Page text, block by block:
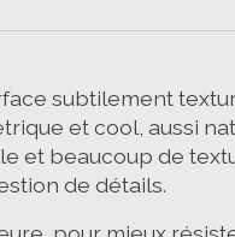
subtilement
et cool, aussi
et beaucoup de
de détails.